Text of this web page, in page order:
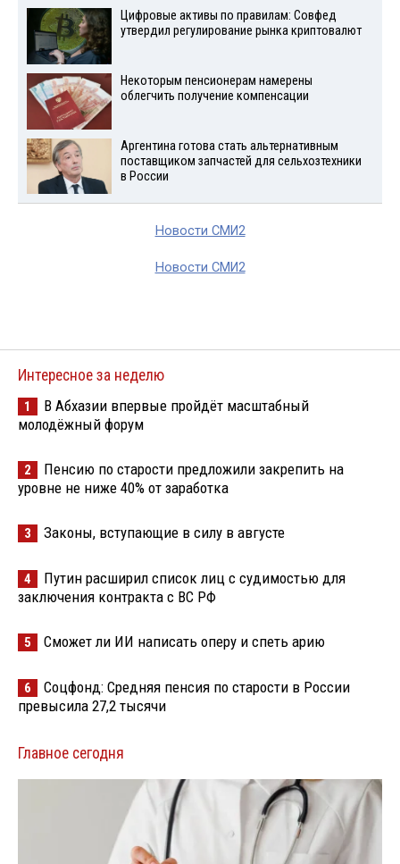
Цифровые активы по правилам: Совфед
утвердил регулирование рынка криптовалют
Некоторым пенсионерам намерены
облегчить получение компенсации
Аргентина готова стать альтернативным
поставщиком запчастей для сельхозтехники
в России
Новости СМИ2
Новости СМИ2
Интересное за неделю
1
В Абхазии впервые пройдёт масштабный
молодёжный форум
2
Пенсию по старости предложили закрепить на
уровне не ниже 40% от заработка
3 Законы, вступающие в силу в августе
4
Путин расширил список лиц с судимостью для
заключения контракта с ВС РФ
5 Сможет ли ИИ написать оперу и спеть арию
6
Соцфонд: Средняя пенсия по старости в России
превысила 27,2 тысячи
Главное сегодня